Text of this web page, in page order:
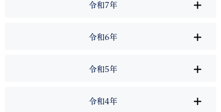
令和7年
令和6年
令和5年
令和4年